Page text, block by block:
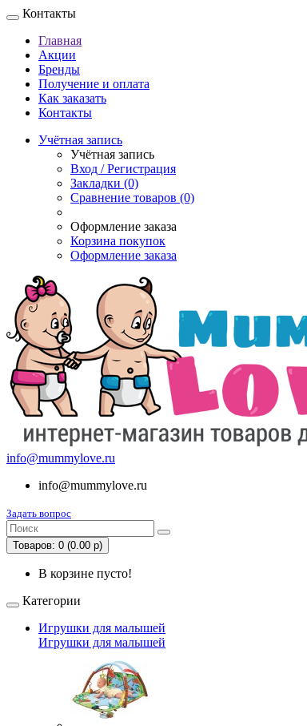
Контакты
Главная
Акции
Бренды
Получение и оплата
Как заказать
Контакты
Учётная запись
Учётная запись
Вход / Регистрация
Закладки (0)
Сравнение товаров (0)
Оформление заказа
Корзина покупок
Оформление заказа
info@mummylove.ru
info@mummylove.ru
Задать вопрос
Товаров: 0 (0.00 р)
В корзине пусто!
Категории
Игрушки для малышей
Игрушки для малышей